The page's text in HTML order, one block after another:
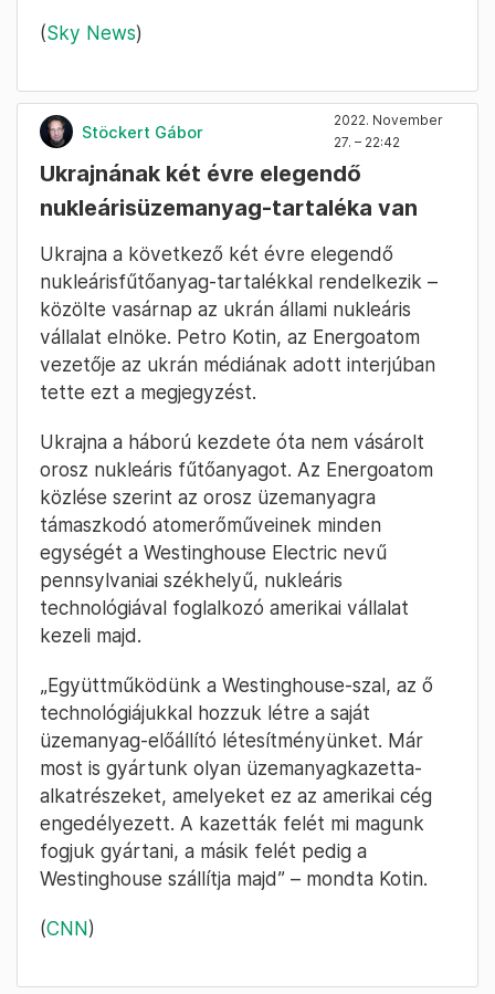
(Sky News)
Stöckert Gábor
2022. November
27. – 22:42
Ukrajnának két évre elegendő
nukleárisüzemanyag-tartaléka van
Ukrajna a következő két évre elegendő
nukleárisfűtőanyag-tartalékkal rendelkezik –
közölte vasárnap az ukrán állami nukleáris
vállalat elnöke. Petro Kotin, az Energoatom
vezetője az ukrán médiának adott interjúban
tette ezt a megjegyzést.
Ukrajna a háború kezdete óta nem vásárolt
orosz nukleáris fűtőanyagot. Az Energoatom
közlése szerint az orosz üzemanyagra
támaszkodó atomerőműveinek minden
egységét a Westinghouse Electric nevű
pennsylvaniai székhelyű, nukleáris
technológiával foglalkozó amerikai vállalat
kezeli majd.
„Együttműködünk a Westinghouse-szal, az ő
technológiájukkal hozzuk létre a saját
üzemanyag-előállító létesítményünket. Már
most is gyártunk olyan üzemanyagkazetta-
alkatrészeket, amelyeket ez az amerikai cég
engedélyezett. A kazetták felét mi magunk
fogjuk gyártani, a másik felét pedig a
Westinghouse szállítja majd” – mondta Kotin.
(CNN)